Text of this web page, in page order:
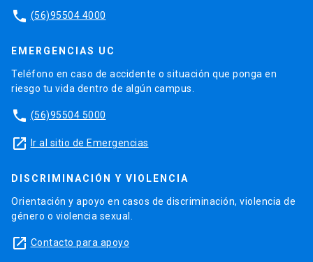
phone (56)95504 4000
EMERGENCIAS UC
Teléfono en caso de accidente o situación que ponga en
riesgo tu vida dentro de algún campus.
phone (56)95504 5000
launch Ir al sitio de Emergencias
DISCRIMINACIÓN Y VIOLENCIA
Orientación y apoyo en casos de discriminación, violencia de
género o violencia sexual.
launch Contacto para apoyo